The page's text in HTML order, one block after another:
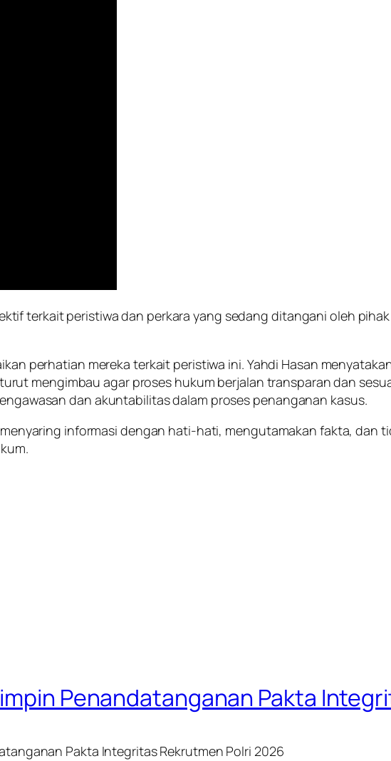
terkait peristiwa dan perkara yang sedang ditangani oleh
perhatian mereka terkait peristiwa ini. Yahdi Hasan
mengimbau agar proses hukum berjalan transparan dan
dan akuntabilitas dalam proses penanganan kasus.
informasi dengan hati-hati, mengutamakan fakta, dan
Penandatanganan Pakta
Pakta Integritas Rekrutmen Polri 2026